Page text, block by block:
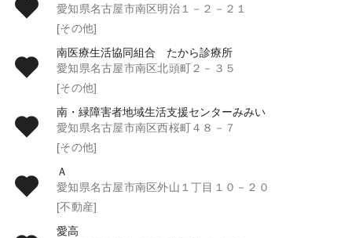
愛知県名古屋市南区明治１－２－２１
[その他]
南医療生活協同組合 たから診療所
愛知県名古屋市南区北頭町２－３５
[その他]
南・緑障害者地域生活支援センターみみい
愛知県名古屋市南区西桜町４８－７
[その他]
Ａ
愛知県名古屋市南区外山１丁目１０－２０
[不動産]
愛高